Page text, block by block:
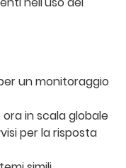
un monitoraggio
in scala globale
per la risposta